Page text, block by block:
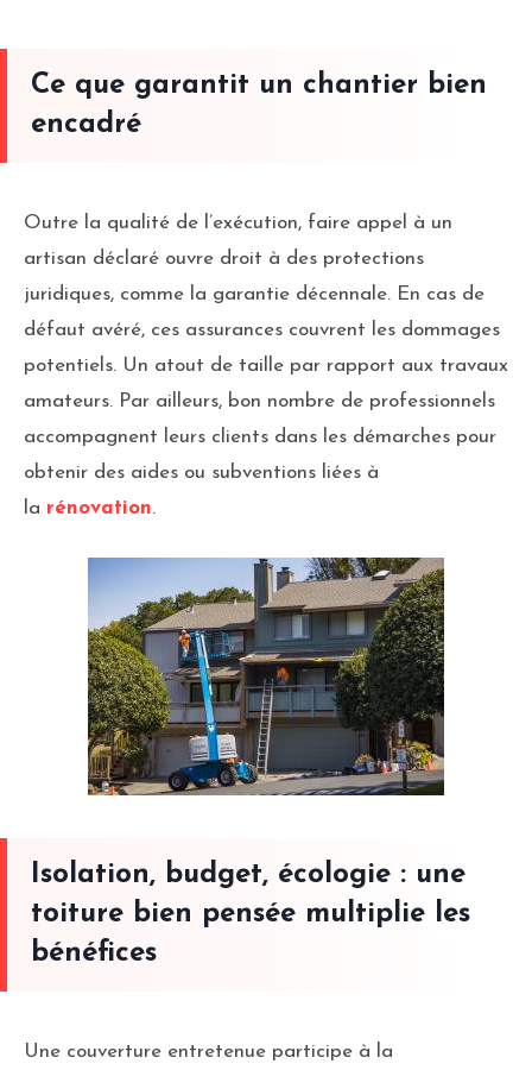
Ce que garantit un chantier bien
encadré
Outre la qualité de l’exécution, faire appel à un
artisan déclaré ouvre droit à des protections
juridiques, comme la garantie décennale. En cas de
défaut avéré, ces assurances couvrent les dommages
potentiels. Un atout de taille par rapport aux travaux
amateurs. Par ailleurs, bon nombre de professionnels
accompagnent leurs clients dans les démarches pour
obtenir des aides ou subventions liées à
la rénovation.
Isolation, budget, écologie : une
toiture bien pensée multiplie les
bénéfices
Une couverture entretenue participe à la